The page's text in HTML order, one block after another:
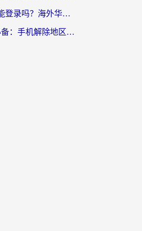
12123在国外能登录吗？海外华人必看的回国加速实用指南
海外党追剧必备：手机解除地区限制app怎么选？解决央视视频&国内剧地区限制全指南